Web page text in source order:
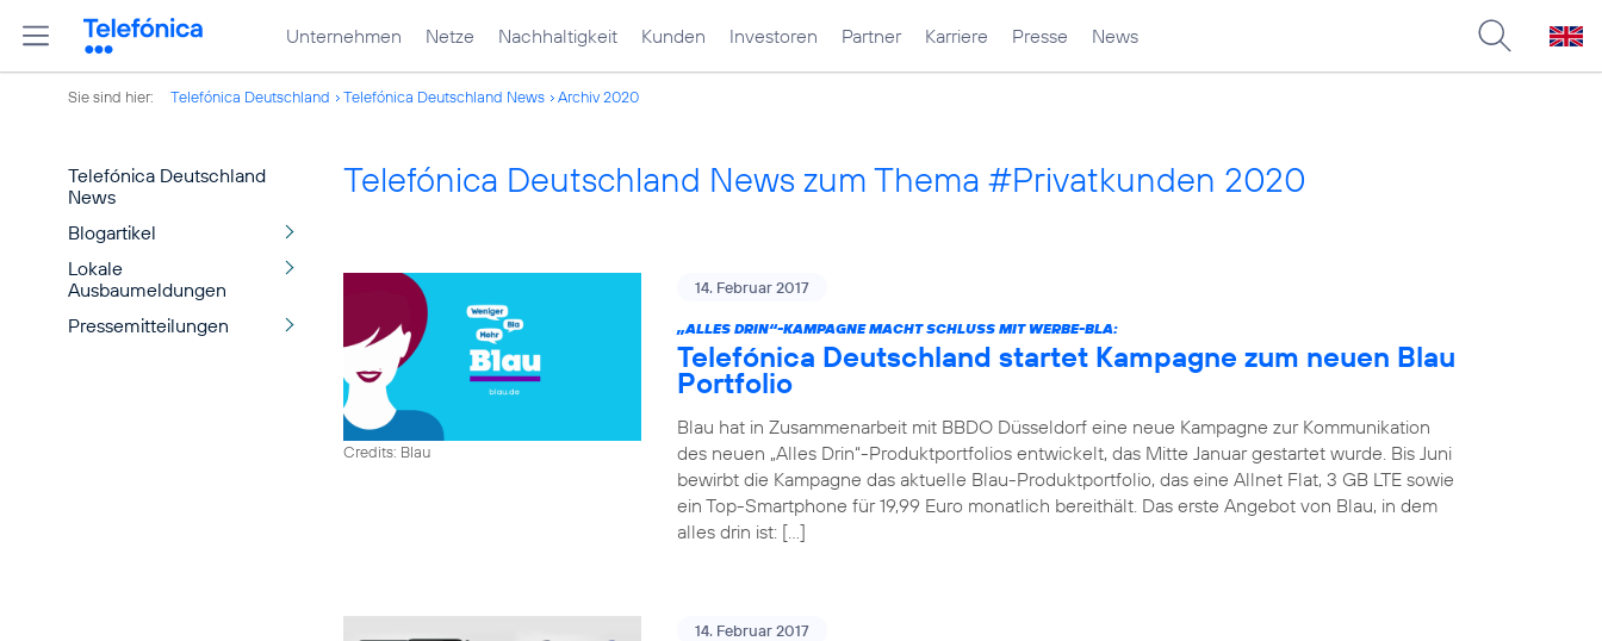
Unternehmen Netze Nachhaltigkeit Kunden Investoren Partner Karriere Presse News
Sie sind hier: Telefónica Deutschland Telefónica Deutschland News Archiv 2020
Telefónica Deutschland
News
Blogartikel
Lokale
Ausbaumeldungen
Pressemitteilungen
Telefónica Deutschland News zum Thema #Privatkunden 2020
Credits: Blau
14. Februar 2017
„ALLES DRIN“-KAMPAGNE MACHT SCHLUSS MIT WERBE-BLA:
Telefónica Deutschland startet Kampagne zum neuen Blau
Portfolio
Blau hat in Zusammenarbeit mit BBDO Düsseldorf eine neue Kampagne zur Kommunikation
des neuen „Alles Drin“-Produktportfolios entwickelt, das Mitte Januar gestartet wurde. Bis Juni
bewirbt die Kampagne das aktuelle Blau-Produktportfolio, das eine Allnet Flat, 3 GB LTE sowie
ein Top-Smartphone für 19,99 Euro monatlich bereithält. Das erste Angebot von Blau, in dem
alles drin ist: […]
14. Februar 2017